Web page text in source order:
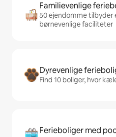
Familievenlige
50 ejendomme tilbyder
børnevenlige faciliteter
Dyrevenlige
Find 10 boliger, hvor
Ferieboliger med